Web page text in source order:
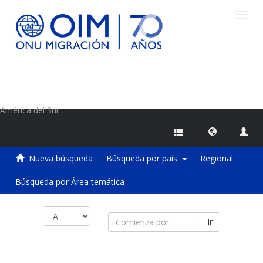
América del Sur
Nueva búsqueda Búsqueda por país Regional
Búsqueda por Área temática
Ir